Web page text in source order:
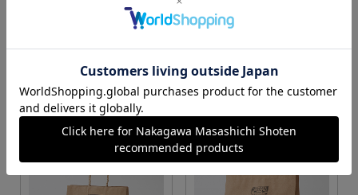
カートに入れる カートに入れる